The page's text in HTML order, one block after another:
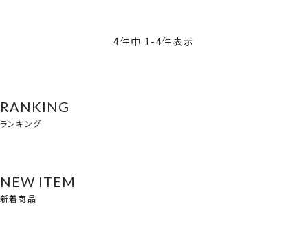
4件中 1 -4件表示
RANKING
ランキング
NEW ITEM
新着商品